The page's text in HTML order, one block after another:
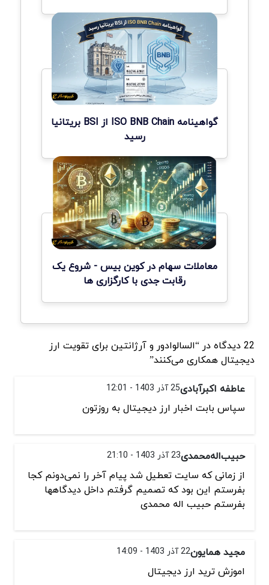
گواهینامه ISO BNB Chain از BSI بریتانیا
رسید
معاملات سهام در کوین بیس - شروع یک
رقابت جدی با کارگزاری ها
22 دیدگاه در “السالوادور و آرژانتین برای تقویت ارز
دیجیتال همکاری می‌کنند”
عاطفه اکبرآبادی25 آذر 1403 - 12:01
سپاس بابت اخبار ارز دیجیتال به روزتون
حبیب‌اله‌محمدی23 آذر 1403 - 21:10
از زمانی که سایت تعطیل شد پیام آخر را نمی‌دونم کجا
بفرستم این بود که تصمیم گرفتم داخل دیدگاهها
بفرستم حبیب اله محمدی
مجید همایون22 آذر 1403 - 14:09
اموزش ترید ارز دیجیتال